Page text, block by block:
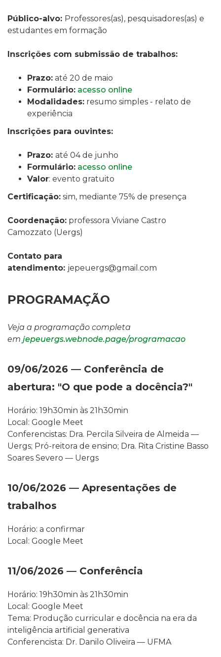
Público-alvo: Professores(as), pesquisadores(as) e
estudantes em formação
Inscrições com submissão de trabalhos:
Prazo: até 20 de maio
Formulário: acesso online
Modalidades: resumo simples - relato de
experiência
Inscrições para ouvintes:
Prazo: até 04 de junho
Formulário: acesso online
Valor: evento gratuito
Certificação: sim, mediante 75% de presença
Coordenação: professora Viviane Castro
Camozzato (Uergs)
Contato para
atendimento: jepeuergs@gmail.com
PROGRAMAÇÃO
Veja a programação completa
em jepeuergs.webnode.page/programacao
09/06/2026 — Conferência de
abertura: "O que pode a docência?"
Horário: 19h30min às 21h30min
Local: Google Meet
Conferencistas: Dra. Percila Silveira de Almeida —
Uergs; Pró-reitora de ensino; Dra. Rita Cristine Basso
Soares Severo — Uergs
10/06/2026 — Apresentações de
trabalhos
Horário: a confirmar
Local: Google Meet
11/06/2026 — Conferência
Horário: 19h30min às 21h30min
Local: Google Meet
Tema: Produção curricular e docência na era da
inteligência artificial generativa
Conferencista: Dr. Danilo Oliveira — UFMA